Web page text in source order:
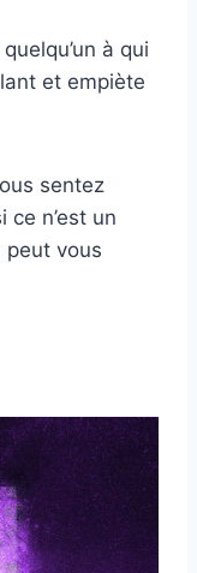
à qui
et empiète
sentez
n’est un
vous